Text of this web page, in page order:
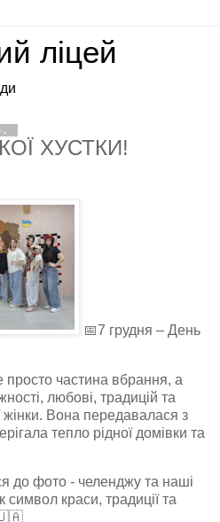
ліцей
ХУСТКИ!
📅7 грудня – День
просто частина вбрання, а
любові, традицій та
жінки. Вона передавалася з
тепло рідної домівки та
до фото - челенджу та наші
символ краси, традиції та